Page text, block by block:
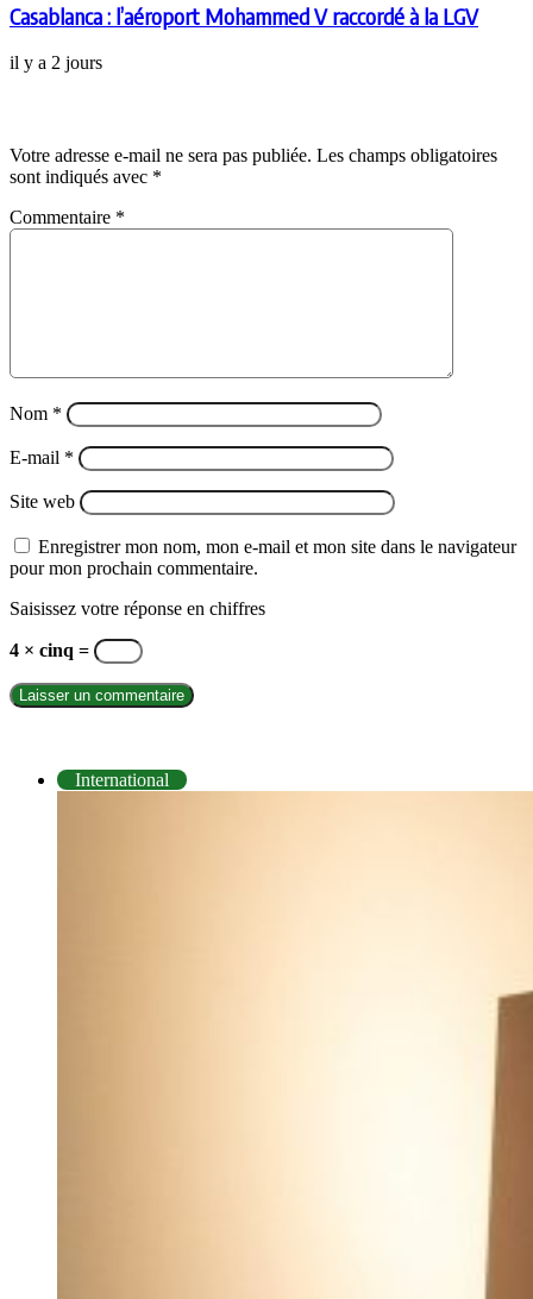
Casablanca : l’aéroport Mohammed V raccordé à la LGV
il y a 2 jours
Votre adresse e-mail ne sera pas publiée. Les champs obligatoires
sont indiqués avec *
Commentaire *
Nom *
E-mail *
Site web
Enregistrer mon nom, mon e-mail et mon site dans le navigateur
pour mon prochain commentaire.
Saisissez votre réponse en chiffres
4 × cinq =
International